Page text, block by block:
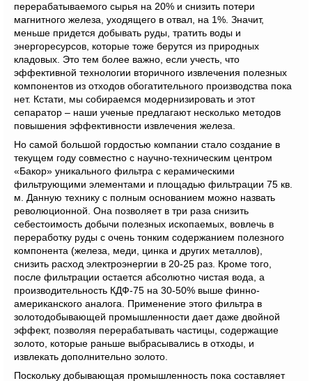
перерабатываемого сырья на 20% и снизить потери
магнитного железа, уходящего в отвал, на 1%. Значит,
меньше придется добывать руды, тратить воды и
энергоресурсов, которые тоже берутся из природных
кладовых. Это тем более важно, если учесть, что
эффективной технологии вторичного извлечения полезных
компонентов из отходов обогатительного производства пока
нет. Кстати, мы собираемся модернизировать и этот
сепаратор – наши ученые предлагают несколько методов
повышения эффективности извлечения железа.
Но самой большой гордостью компании стало создание в
текущем году совместно с научно-техническим центром
«Бакор» уникального фильтра с керамическими
фильтрующими элементами и площадью фильтрации 75 кв.
м. Данную технику с полным основанием можно назвать
революционной. Она позволяет в три раза снизить
себестоимость добычи полезных ископаемых, вовлечь в
переработку руды с очень тонким содержанием полезного
компонента (железа, меди, цинка и других металлов),
снизить расход электроэнергии в 20-25 раз. Кроме того,
после фильтрации остается абсолютно чистая вода, а
производительность КДФ-75 на 30-50% выше финно-
американского аналога. Применение этого фильтра в
золотодобывающей промышленности дает даже двойной
эффект, позволяя перерабатывать частицы, содержащие
золото, которые раньше выбрасывались в отходы, и
извлекать дополнительно золото.
Поскольку добывающая промышленность пока составляет